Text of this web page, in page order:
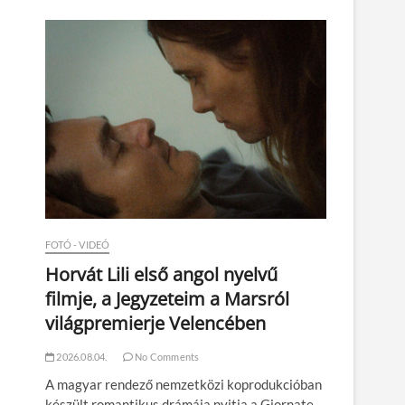
FOTÓ - VIDEÓ
Horvát Lili első angol nyelvű
filmje, a Jegyzeteim a Marsról
világpremierje Velencében
2026.08.04. No Comments
A magyar rendező nemzetközi koprodukcióban